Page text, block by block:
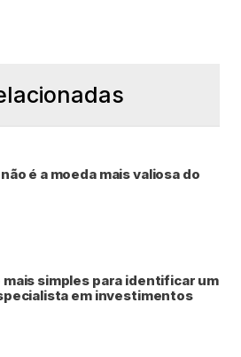
é a moeda mais valiosa do
mais simples para identificar um
em investimentos